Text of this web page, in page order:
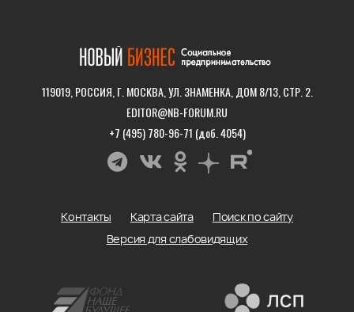
119019, РОССИЯ, Г. МОСКВА, УЛ. ЗНАМЕНКА, ДОМ 8/13, СТР. 2.
EDITOR@NB-FORUM.RU
+7 (495) 780-96-71 (доб. 4054)
Контакты Карта сайта
Поиск по сайту
Версия для слабовидящих